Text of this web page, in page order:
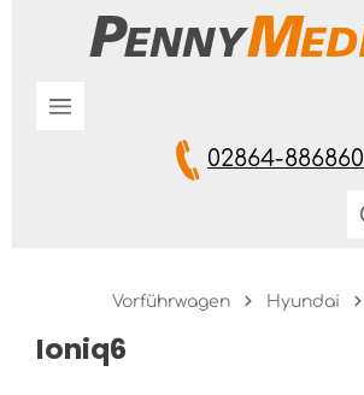
Zum Hauptinhalt springen
02864-886860
Vorführwagen Hyundai
Ioniq6